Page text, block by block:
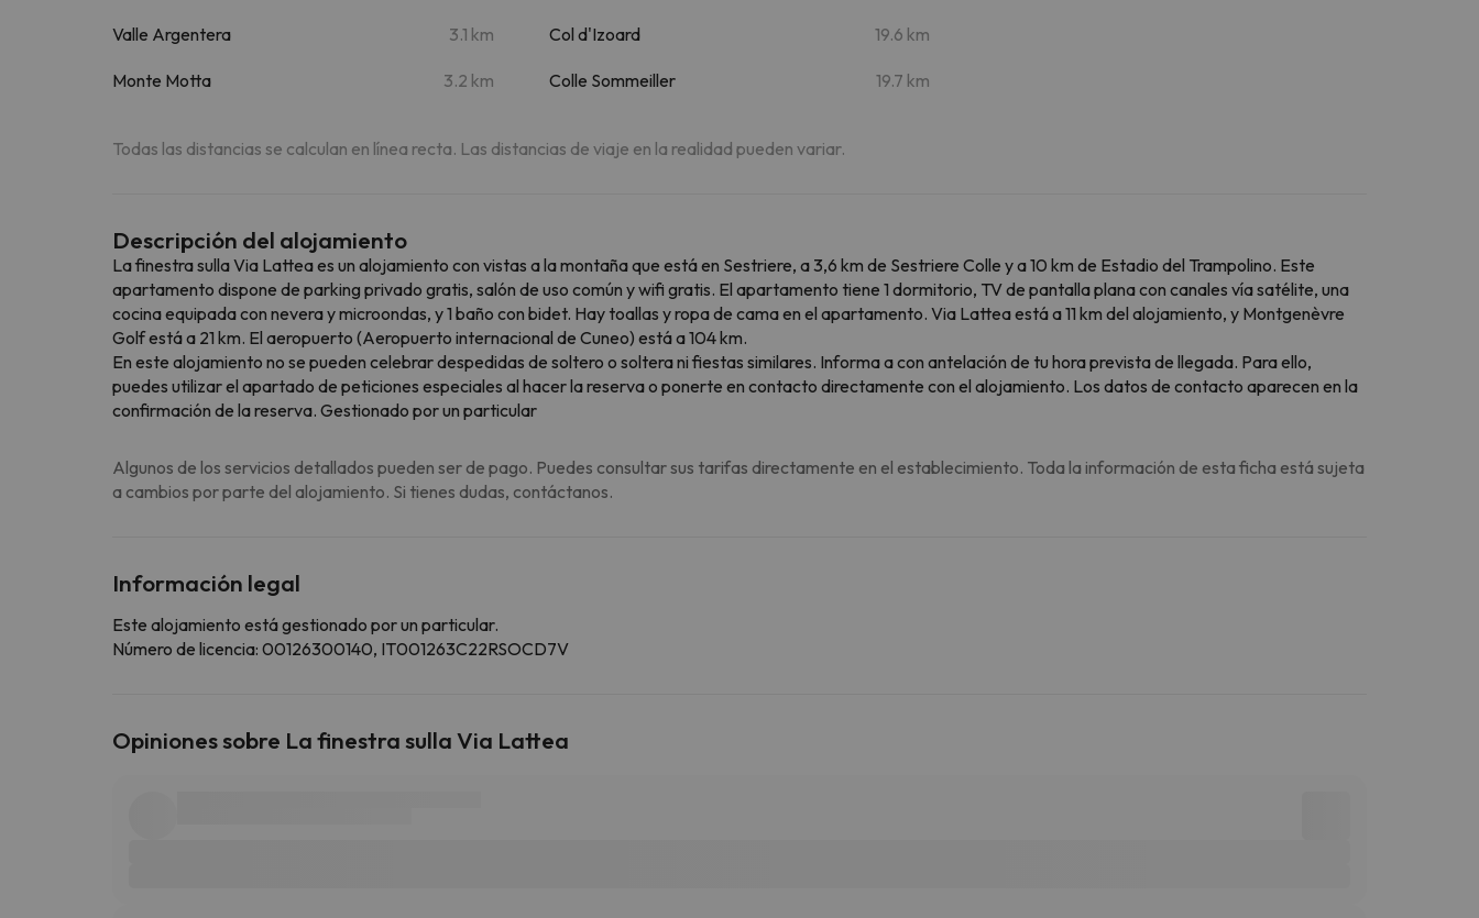
Valle Argentera 3.1 km
Monte Motta 3.2 km
Col d'Izoard 19.6 km
Colle Sommeiller 19.7 km
Todas las distancias se calculan en línea recta. Las distancias de viaje en la realidad pueden variar.
Descripción del alojamiento
La finestra sulla Via Lattea es un alojamiento con vistas a la montaña que está en Sestriere, a 3,6 km de Sestriere Colle y a 10 km de Estadio del Trampolino. Este
apartamento dispone de parking privado gratis, salón de uso común y wifi gratis. El apartamento tiene 1 dormitorio, TV de pantalla plana con canales vía satélite, una
cocina equipada con nevera y microondas, y 1 baño con bidet. Hay toallas y ropa de cama en el apartamento. Via Lattea está a 11 km del alojamiento, y Montgenèvre
Golf está a 21 km. El aeropuerto (Aeropuerto internacional de Cuneo) está a 104 km.
En este alojamiento no se pueden celebrar despedidas de soltero o soltera ni fiestas similares. Informa a con antelación de tu hora prevista de llegada. Para ello,
puedes utilizar el apartado de peticiones especiales al hacer la reserva o ponerte en contacto directamente con el alojamiento. Los datos de contacto aparecen en la
confirmación de la reserva. Gestionado por un particular
Algunos de los servicios detallados pueden ser de pago. Puedes consultar sus tarifas directamente en el establecimiento. Toda la información de esta ficha está sujeta
a cambios por parte del alojamiento. Si tienes dudas, contáctanos.
Información legal
Este alojamiento está gestionado por un particular.
Número de licencia: 00126300140, IT001263C22RSOCD7V
Opiniones sobre La finestra sulla Via Lattea